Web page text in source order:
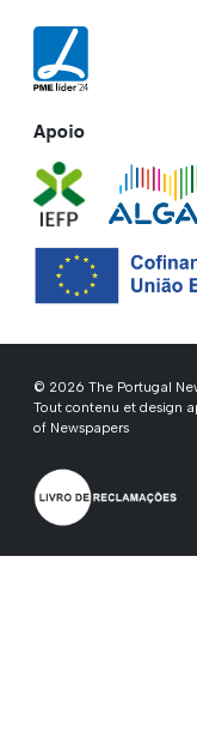
Apoio
© 2026 The Portugal
Tout contenu et design
of Newspapers